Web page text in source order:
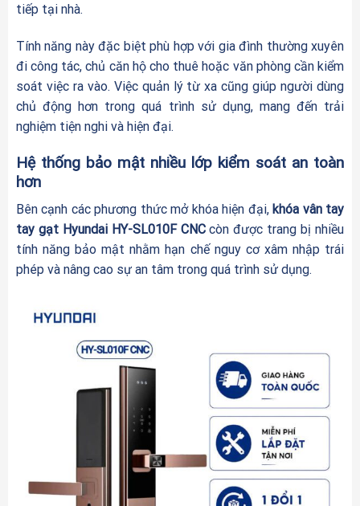
tiếp tại nhà.
Tính năng này đặc biệt phù hợp với gia đình thường xuyên
đi công tác, chủ căn hộ cho thuê hoặc văn phòng cần kiểm
soát việc ra vào. Việc quản lý từ xa cũng giúp người dùng
chủ động hơn trong quá trình sử dụng, mang đến trải
nghiệm tiện nghi và hiện đại.
Hệ thống bảo mật nhiều lớp kiểm soát an toàn
hơn
Bên cạnh các phương thức mở khóa hiện đại,khóa vân tay
tay gạt Hyundai HY-SL010F CNCcòn được trang bị nhiều
tính năng bảo mật nhằm hạn chế nguy cơ xâm nhập trái
phép và nâng cao sự an tâm trong quá trình sử dụng.